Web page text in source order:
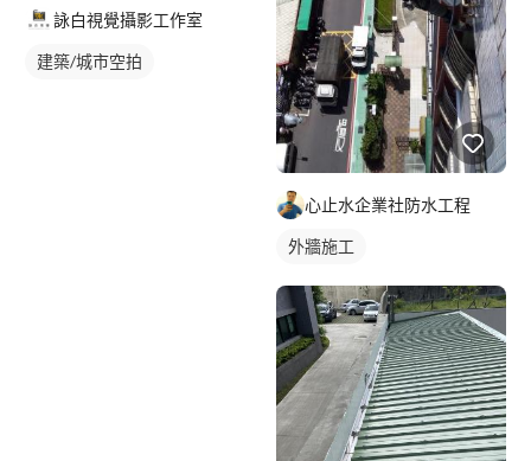
詠白視覺攝影工作室
建築/城市空拍
心止水企業社防水工程
外牆施工